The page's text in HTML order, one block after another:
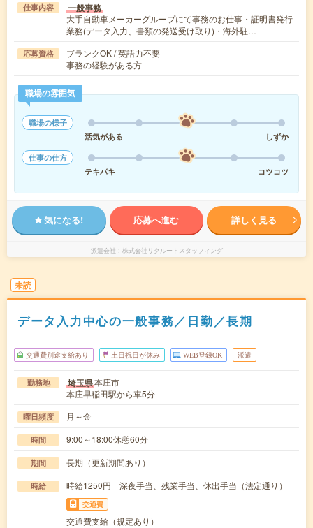
仕事内容 一般事務
大手自動車メーカーグループにて事務のお仕事・証明書発行
業務(データ入力、書類の発送受け取り)・海外駐…
応募資格
ブランクOK / 英語力不要
事務の経験がある方
職場の雰囲気
職場の様子
活気がある
しずか
仕事の仕方
テキパキ
コツコツ
気になる! 応募へ進む 詳しく見る
派遣会社 株式会社リクルートスタッフィング
未読
データ入力中心の一般事務／日勤／長期
交通費別途支給あり 土日祝日が休み WEB登録OK 派遣
勤務地 埼玉県本庄市
本庄早稲田駅から車5分
曜日頻度 月～金
時間 9:00～18:00休憩60分
期間 長期（更新期間あり）
時給 時給1250円 深夜手当、残業手当、休出手当（法定通り）
交通費
交通費支給（規定あり）